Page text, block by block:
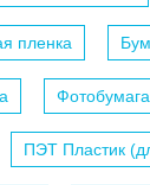
пленка
ПЭТ Пластик